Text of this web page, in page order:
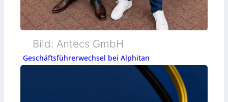
Bild: Antecs GmbH
Geschäftsführerwechsel bei Alphitan